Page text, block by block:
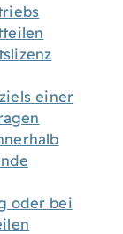
einer
oder bei